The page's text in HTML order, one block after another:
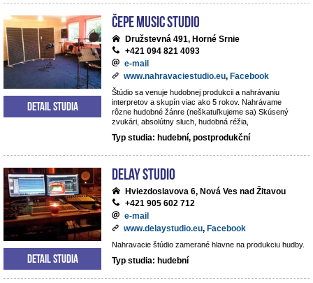
ČePE MUSIC Studio
Družstevná 491, Horné Srnie
+421 094 821 4093
e-mail
www.nahravaciestudio.eu, Facebook
Štúdio sa venuje hudobnej produkcii a nahrávaniu
interpretov a skupín viac ako 5 rokov. Nahrávame
rôzne hudobné žánre (neškatuľkujeme sa) Skúsený
zvukári, absolútny sluch, hudobná réžia,
Typ studia: hudební, postprodukční
Detail studia
DeLay studio
Hviezdoslavova 6, Nová Ves nad Žitavou
+421 905 602 712
e-mail
www.delaystudio.eu, Facebook
Nahravacie štúdio zamerané hlavne na produkciu hudby.
Typ studia: hudební
Detail studia